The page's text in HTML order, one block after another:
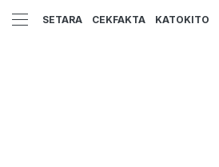
SETARA CEKFAKTA KATOKITO